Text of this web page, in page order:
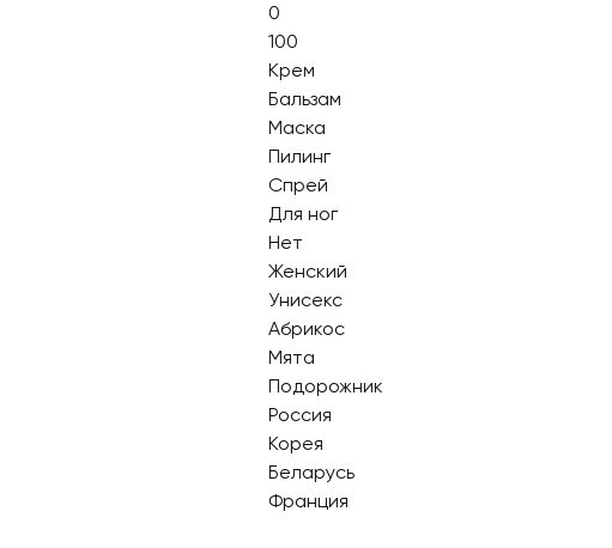
0
100
Крем
Бальзам
Маска
Пилинг
Спрей
Для ног
Нет
Женский
Унисекс
Абрикос
Мята
Подорожник
Россия
Корея
Беларусь
Франция